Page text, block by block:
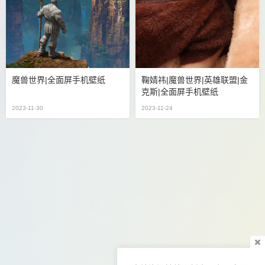
魔兽世界|全面屏手机壁纸
2023-11-30
鞠婧祎|魔兽世界|英雄联盟|金
克斯|全面屏手机壁纸
2023-11-24